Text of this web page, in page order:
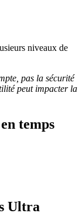
niveaux de
pas la sécurité
peut impacter la
temps
Ultra